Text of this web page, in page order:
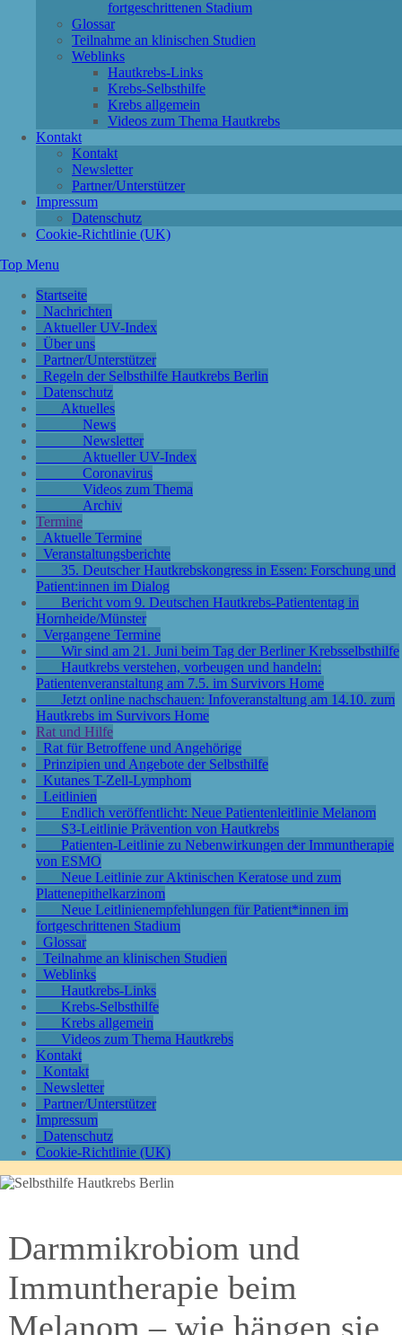
fortgeschrittenen Stadium
Glossar
Teilnahme an klinischen Studien
Weblinks
Hautkrebs-Links
Krebs-Selbsthilfe
Krebs allgemein
Videos zum Thema Hautkrebs
Kontakt
Kontakt
Newsletter
Partner/Unterstützer
Impressum
Datenschutz
Cookie-Richtlinie (UK)
Top Menu
Startseite
Nachrichten
Aktueller UV-Index
Über uns
Partner/Unterstützer
Regeln der Selbsthilfe Hautkrebs Berlin
Datenschutz
Aktuelles
News
Newsletter
Aktueller UV-Index
Coronavirus
Videos zum Thema
Archiv
Termine
Aktuelle Termine
Veranstaltungsberichte
35. Deutscher Hautkrebskongress in Essen: Forschung und
Patient:innen im Dialog
Bericht vom 9. Deutschen Hautkrebs-Patiententag in
Hornheide/Münster
Vergangene Termine
Wir sind am 21. Juni beim Tag der Berliner Krebsselbsthilfe
Hautkrebs verstehen, vorbeugen und handeln:
Patientenveranstaltung am 7.5. im Survivors Home
Jetzt online nachschauen: Infoveranstaltung am 14.10. zum
Hautkrebs im Survivors Home
Rat und Hilfe
Rat für Betroffene und Angehörige
Prinzipien und Angebote der Selbsthilfe
Kutanes T-Zell-Lymphom
Leitlinien
Endlich veröffentlicht: Neue Patientenleitlinie Melanom
S3-Leitlinie Prävention von Hautkrebs
Patienten-Leitlinie zu Nebenwirkungen der Immuntherapie
von ESMO
Neue Leitlinie zur Aktinischen Keratose und zum
Plattenepithelkarzinom
Neue Leitlinienempfehlungen für Patient*innen im
fortgeschrittenen Stadium
Glossar
Teilnahme an klinischen Studien
Weblinks
Hautkrebs-Links
Krebs-Selbsthilfe
Krebs allgemein
Videos zum Thema Hautkrebs
Kontakt
Kontakt
Newsletter
Partner/Unterstützer
Impressum
Datenschutz
Cookie-Richtlinie (UK)
Darmmikrobiom und
Immuntherapie beim
Melanom – wie hängen sie